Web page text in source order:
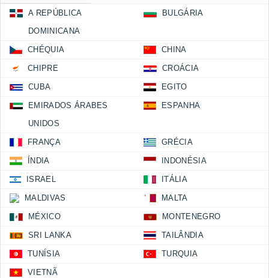
A REPÚBLICA
DOMINICANA
BULGÁRIA
CHÉQUIA CHINA
CHIPRE CROÁCIA
CUBA EGITO
EMIRADOS ÁRABES
UNIDOS
ESPANHA
FRANÇA GRÉCIA
ÍNDIA INDONÉSIA
ISRAEL ITÁLIA
MALDIVAS MALTA
MÉXICO MONTENEGRO
SRI LANKA TAILÂNDIA
TUNÍSIA TURQUIA
VIETNÃ